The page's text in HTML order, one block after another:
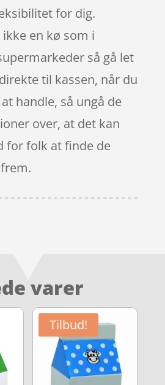
for dig.
en kø som i
så gå let
til kassen, når du
handle, så ungå de
over, at det kan
for folk at finde de
varer
Tilbud!